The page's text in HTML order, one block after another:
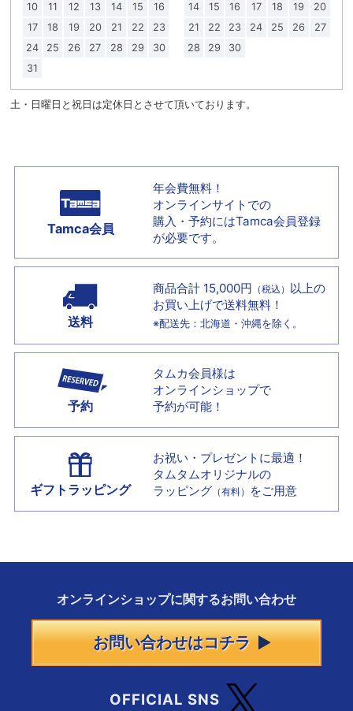
10
11 12 13 14 15
16
17
18 19 20 21 22
23
24
25 26 27 28 29
30
31
14
15 16 17 18 19
20
21
22 23 24 25 26
27
28
29 30
土・日曜日と祝日は定休日とさせて頂いております。
Tamca会員
年会費無料！
オンラインサイトでの
購入・予約にはTamca会員登録
が必要です。
送料
商品合計 15,000円 （税込） 以上の
お買い上げで送料無料！
※配送先：北海道・沖縄を除く。
予約
タムカ会員様は
オンラインショップで
予約が可能！
ギフトラッピング
お祝い・プレゼントに最適！
タムタムオリジナルの
ラッピング （有料） をご用意
オンラインショップに関するお問い合わせ
お問い合わせはコチラ
OFFICIAL SNS